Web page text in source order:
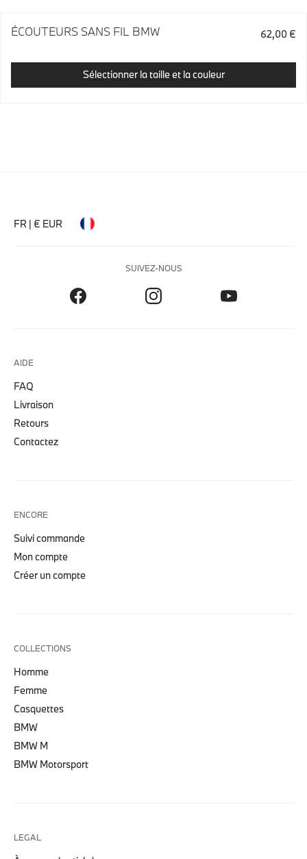
ÉCOUTEURS SANS FIL BMW 62,00 €
Sélectionner la taille et la couleur
FR | € EUR
SUIVEZ-NOUS
AIDE
FAQ
Livraison
Retours
Contactez
ENCORE
Suivi commande
Mon compte
Créer un compte
COLLECTIONS
Homme
Femme
Casquettes
BMW
BMW M
BMW Motorsport
LEGAL